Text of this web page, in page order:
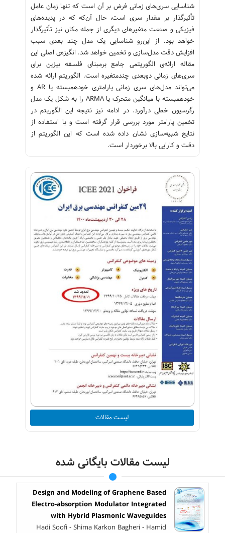
شناسایی سری‌های زمانی فرض بر آن است که تنها زمان عامل
تأثیرگذار بر مقدار سری است، حال آن‌که که در پدید‌ه‌های
فیزیکی و صنعت متغیرهای دیگری از جمله مکان نیز تأثیرگذار
خواهد بود. از این‌رو شناسایی یک مدل چند بعدی سبب
افزایش دقت مدل‌سازی و تخمین خواهد شد. انگیزه‌ی اصلی این
مقاله ارائه‌ی الگوریتمی جامع برمبنای فلسفه بیزین برای
سری‌های زمانی دوبعدی چندمتغیره است. الگوریتم ارائه شده
می‌تواند مدل‌های سری زمانی پارامتری خودهمبسته یا AR و
خودهمبسته با میانگین متحرک یا ARMA را به شکل یک مدل
رگرسیون خطی درآورد. در ادامه نیز نتیجه این الگوریتم در
تخمین پارامتر مورد بررسی قرار گرفته‌ است و با استفاده از
نتایج شبیه‌سازی نشان داده شده است که این الگوریتم از
دقت و کارایی بالا برخوردار است.
لیست مقالات
لیست مقالات بایگانی شده
Design and Modeling of Graphene Based
Electro-absorption Modulator Integrated
with Hybrid Plasmonic Waveguides
Hadi Soofi - Shima Karkon Bagheri - Hamid